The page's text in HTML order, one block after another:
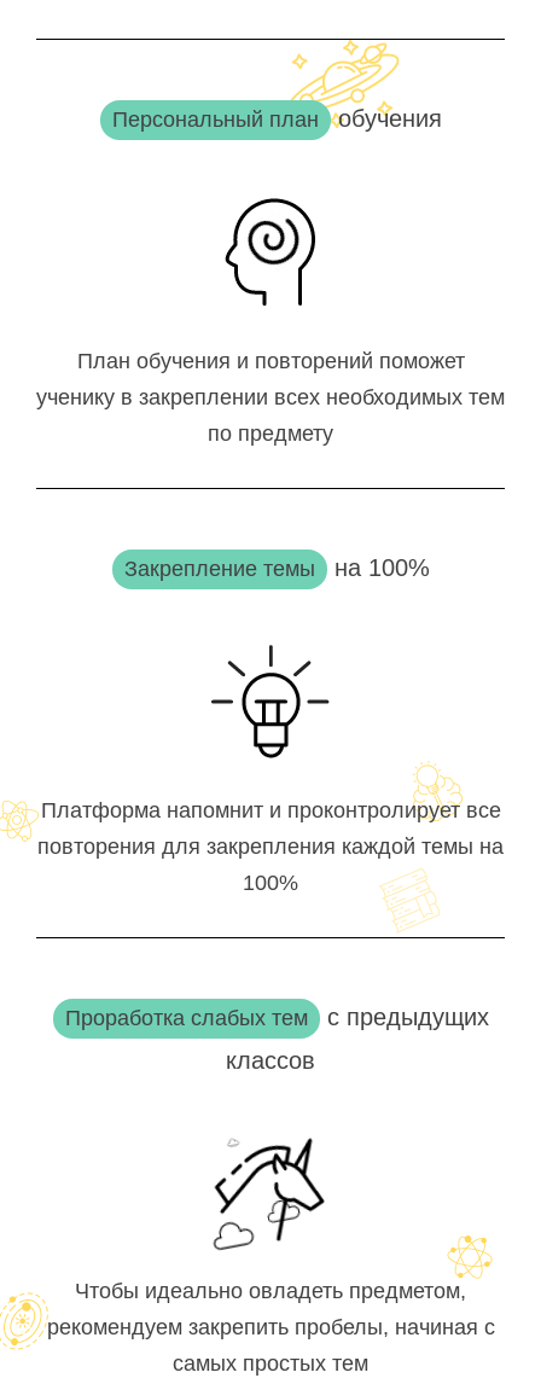
Персональный план обучения
План обучения и повторений поможет
ученику в закреплении всех необходимых тем
по предмету
Закрепление темы на 100%
Платформа напомнит и проконтролирует все
повторения для закрепления каждой темы на
100%
Проработка слабых тем с предыдущих
классов
Чтобы идеально овладеть предметом,
рекомендуем закрепить пробелы, начиная с
самых простых тем